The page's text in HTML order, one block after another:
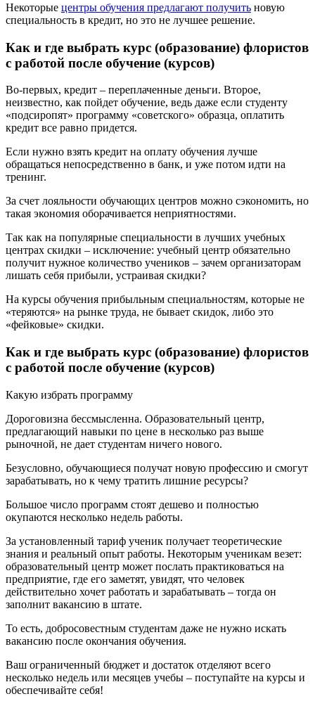
Некоторые центры обучения предлагают получить новую
специальность в кредит, но это не лучшее решение.
Как и где выбрать курс (образование) флористов
с работой после обучение (курсов)
Во-первых, кредит – переплаченные деньги. Второе,
неизвестно, как пойдет обучение, ведь даже если студенту
«подсиропят» программу «советского» образца, оплатить
кредит все равно придется.
Если нужно взять кредит на оплату обучения лучше
обращаться непосредственно в банк, и уже потом идти на
тренинг.
За счет лояльности обучающих центров можно сэкономить, но
такая экономия оборачивается неприятностями.
Так как на популярные специальности в лучших учебных
центрах скидки – исключение: учебный центр обязательно
получит нужное количество учеников – зачем организаторам
лишать себя прибыли, устраивая скидки?
На курсы обучения прибыльным специальностям, которые не
«теряются» на рынке труда, не бывает скидок, либо это
«фейковые» скидки.
Как и где выбрать курс (образование) флористов
с работой после обучение (курсов)
Какую избрать программу
Дороговизна бессмысленна. Образовательный центр,
предлагающий навыки по цене в несколько раз выше
рыночной, не дает студентам ничего нового.
Безусловно, обучающиеся получат новую профессию и смогут
зарабатывать, но к чему тратить лишние ресурсы?
Большое число программ стоят дешево и полностью
окупаются несколько недель работы.
За установленный тариф ученик получает теоретические
знания и реальный опыт работы. Некоторым ученикам везет:
образовательный центр может послать практиковаться на
предприятие, где его заметят, увидят, что человек
действительно хочет работать и зарабатывать – тогда он
заполнит вакансию в штате.
То есть, добросовестным студентам даже не нужно искать
вакансию после окончания обучения.
Ваш ограниченный бюджет и достаток отделяют всего
несколько недель или месяцев учебы – поступайте на курсы и
обеспечивайте себя!